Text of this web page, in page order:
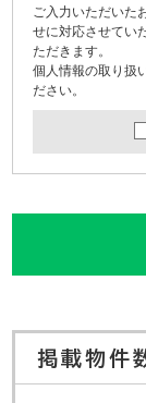
ご入力いただいた
せに対応させてい
ただきます。
個人情報の取り扱
ださい。
掲載物件